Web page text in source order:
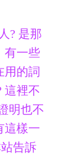
? 是那
有一些
的詞
這裡不
明也不
這樣一
告訴